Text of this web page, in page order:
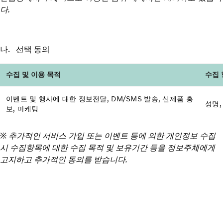
다.
나. 선택 동의
수집 및 이용 목적 수집
이벤트 및 행사에 대한 정보전달, DM/SMS 발송, 신제품 홍
보, 마케팅
성명
※ 추가적인 서비스 가입 또는 이벤트 등에 의한 개인정보 수집
시 수집항목에 대한 수집 목적 및 보유기간 등을 정보주체에게
고지하고 추가적인 동의를 받습니다.